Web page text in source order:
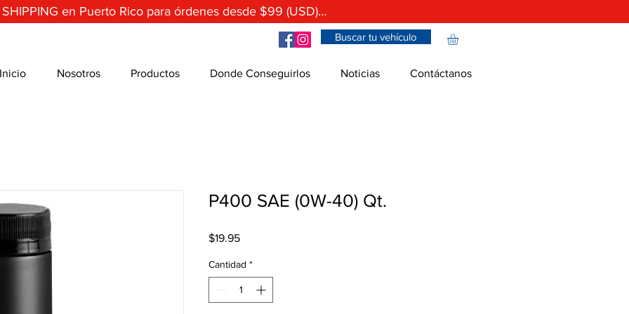
SHIPPING en Puerto Rico para órdenes desde $99 (USD)…
Buscar tu vehículo
Inicio Nosotros Productos Donde Conseguirlos Noticias Contáctanos
P400 SAE (0W-40) Qt.
$19.95Precio
Cantidad *